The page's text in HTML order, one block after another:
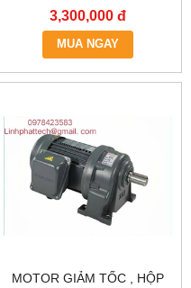
TẦN KCLY KOC600-
1R5GT3-B
3,300,000 đ
MUA NGAY
MOTOR GIẢM TỐC , HỘP